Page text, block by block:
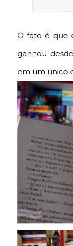
O fato é que
ganhou
em um único